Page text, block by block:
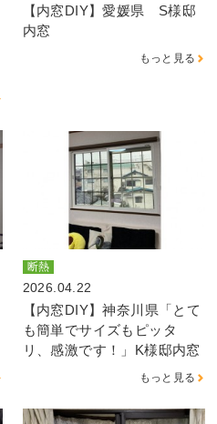
【内窓DIY】愛媛県 S様邸
内窓
もっと見る
断熱
2026.04.22
【内窓DIY】神奈川県「とて
も簡単でサイズもピッタ
リ、感激です！」K様邸内窓
もっと見る